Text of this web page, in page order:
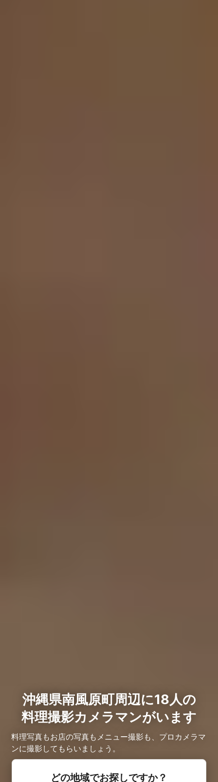
沖縄県南風原町周辺に18人の
料理撮影カメラマンがいます
料理写真もお店の写真もメニュー撮影も、プロカメラマ
ンに撮影してもらいましょう。
どの地域でお探しですか？